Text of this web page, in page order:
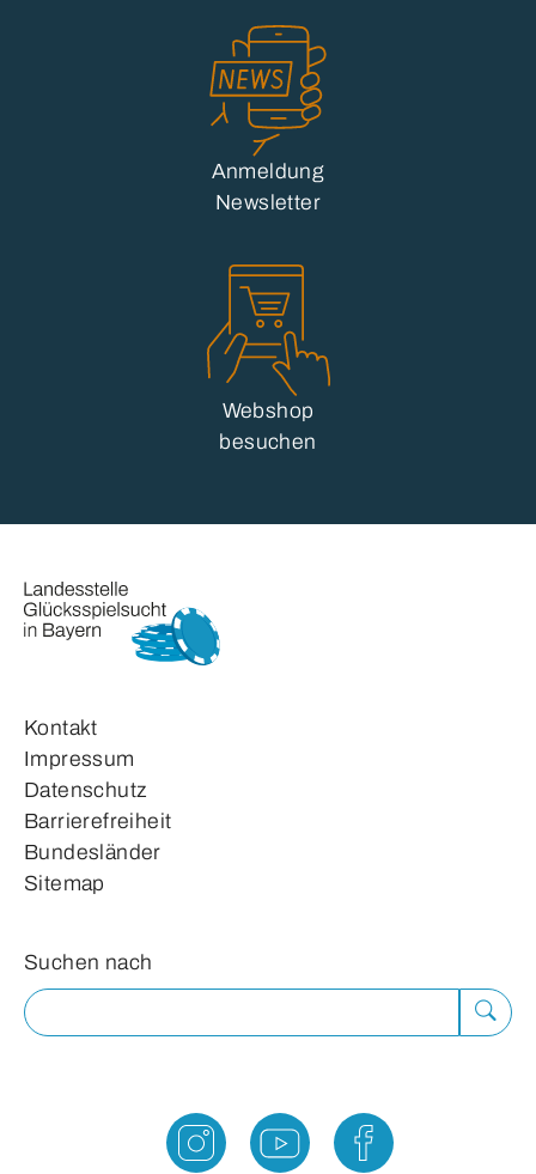
Anmeldung
Newsletter
Webshop
besuchen
Kontakt
Impressum
Datenschutz
Barrierefreiheit
Bundesländer
Sitemap
Suchformular
Suchen nach
Suche